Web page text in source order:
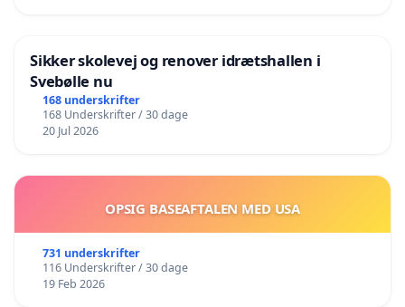
Sikker skolevej og renover idrætshallen i
Svebølle nu
168 underskrifter
168 Underskrifter / 30 dage
20 Jul 2026
OPSIG BASEAFTALEN MED USA
731 underskrifter
116 Underskrifter / 30 dage
19 Feb 2026